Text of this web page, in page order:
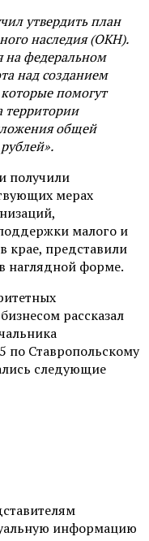
утвердить план
наследия (ОКН).
на федеральном
над созданием
помогут
территории
общей
получили
мерах
малого и
крае, представили
наглядной форме.
рассказал
Ставропольскому
следующие
информацию